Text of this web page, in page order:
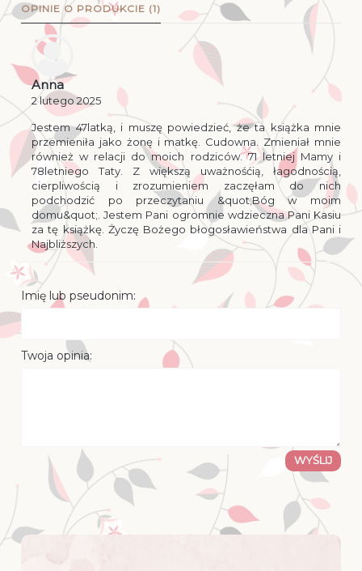
OPINIE O PRODUKCIE (1)
Anna
2 lutego 2025
Jestem 47latką, i muszę powiedzieć, że ta książka mnie
przemieniła jako żonę i matkę. Cudowna. Zmieniał mnie
również w relacji do moich rodziców. 71 letniej Mamy i
78letniego Taty. Z większą uważnośćią, łagodnością,
cierpliwością i zrozumieniem zaczęłam do nich
podchodzić po przeczytaniu &quot;Bóg w moim
domu&quot;. Jestem Pani ogromnie wdzieczna Pani Kasiu
za tę książkę. Życzę Bożego błogosławieństwa dla Pani i
Najbliższych.
Imię lub pseudonim:
Twoja opinia:
WYŚLIJ